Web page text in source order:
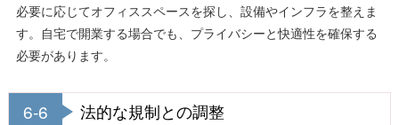
必要に応じてオフィススペースを探し、設備やインフラを整えま
す。自宅で開業する場合でも、プライバシーと快適性を確保する
必要があります。
6-6 法的な規制との調整